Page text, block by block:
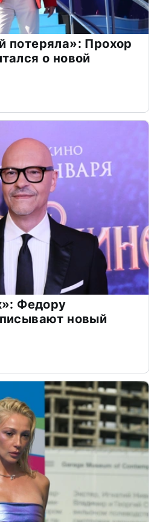
потеряла»: Прохор
о новой
Федору
новый